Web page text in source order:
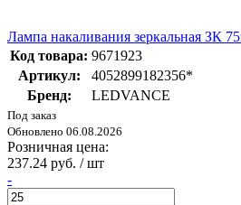
Лампа накаливания зеркальная ЗК
Код товара: 9671923
Артикул:
4052899182356*
Бренд:
LEDVANCE
Под заказ
Обновлено 06.08.2026
Розничная цена:
237.24 руб. / шт
-